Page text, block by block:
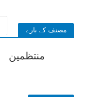
مصنف کے بارے
منتظمین